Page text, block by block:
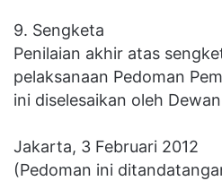
9. Sengketa
Penilaian akhir atas
pelaksanaan Pedoman
ini diselesaikan oleh
Jakarta, 3 Februari 2012
(Pedoman ini